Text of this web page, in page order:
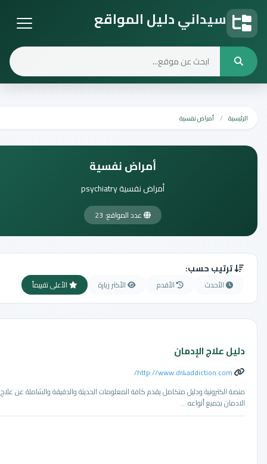
سيداني دليل المواقع
دليل المواقع
الرئيسية أمراض نفسية
أمراض نفسية
أمراض نفسية psychiatry
عدد المواقع: 23
ترتيب حسب:
الأحدث الأقدم الأكثر زيارة الأعلى تقييماً
دليل علاج الإدمان
http://www.dr4addiction.com/
منصة الكترونية ودليل متكامل يقدم كافة المعلومات الحديثة والدقيقة والشاملة عن علاج
الادمان بجميع أنواعه ...